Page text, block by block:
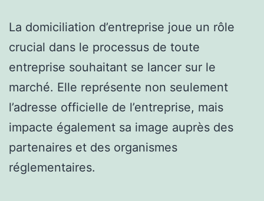
La domiciliation d’entreprise joue un rôle
crucial dans le processus de toute
entreprise souhaitant se lancer sur le
marché. Elle représente non seulement
l’adresse officielle de l’entreprise, mais
impacte également sa image auprès des
partenaires et des organismes
réglementaires.